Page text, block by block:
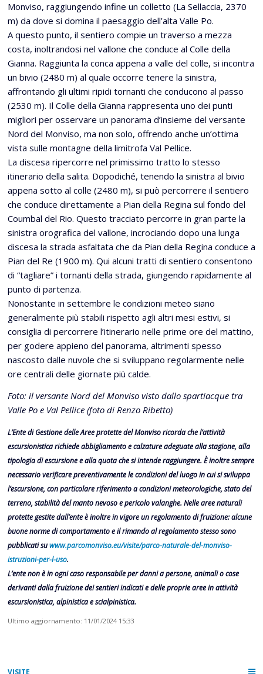
Monviso, raggiungendo infine un colletto (La Sellaccia, 2370
m) da dove si domina il paesaggio dell’alta Valle Po.
A questo punto, il sentiero compie un traverso a mezza
costa, inoltrandosi nel vallone che conduce al Colle della
Gianna. Raggiunta la conca appena a valle del colle, si incontra
un bivio (2480 m) al quale occorre tenere la sinistra,
affrontando gli ultimi ripidi tornanti che conducono al passo
(2530 m). Il Colle della Gianna rappresenta uno dei punti
migliori per osservare un panorama d’insieme del versante
Nord del Monviso, ma non solo, offrendo anche un’ottima
vista sulle montagne della limitrofa Val Pellice.
La discesa ripercorre nel primissimo tratto lo stesso
itinerario della salita. Dopodiché, tenendo la sinistra al bivio
appena sotto al colle (2480 m), si può percorrere il sentiero
che conduce direttamente a Pian della Regina sul fondo del
Coumbal del Rio. Questo tracciato percorre in gran parte la
sinistra orografica del vallone, incrociando dopo una lunga
discesa la strada asfaltata che da Pian della Regina conduce a
Pian del Re (1900 m). Qui alcuni tratti di sentiero consentono
di “tagliare” i tornanti della strada, giungendo rapidamente al
punto di partenza.
Nonostante in settembre le condizioni meteo siano
generalmente più stabili rispetto agli altri mesi estivi, si
consiglia di percorrere l’itinerario nelle prime ore del mattino,
per godere appieno del panorama, altrimenti spesso
nascosto dalle nuvole che si sviluppano regolarmente nelle
ore centrali delle giornate più calde.
Foto: il versante Nord del Monviso visto dallo spartiacque tra
Valle Po e Val Pellice (foto di Renzo Ribetto)
L’Ente di Gestione delle Aree protette del Monviso ricorda che l’attività
escursionistica richiede abbigliamento e calzature adeguate alla stagione, alla
tipologia di escursione e alla quota che si intende raggiungere. È inoltre sempre
necessario verificare preventivamente le condizioni del luogo in cui si sviluppa
l’escursione, con particolare riferimento a condizioni meteorologiche, stato del
terreno, stabilità del manto nevoso e pericolo valanghe. Nelle aree naturali
protette gestite dall’ente è inoltre in vigore un regolamento di fruizione: alcune
buone norme di comportamento e il rimando al regolamento stesso sono
pubblicati suwww.parcomonviso.eu/visite/parco-naturale-del-monviso-
istruzioni-per-l-uso.
L’ente non è in ogni caso responsabile per danni a persone, animali o cose
derivanti dalla fruizione dei sentieri indicati e delle proprie aree in attività
escursionistica, alpinistica e scialpinistica.
Ultimo aggiornamento: 11/01/2024 15:33
VISITE